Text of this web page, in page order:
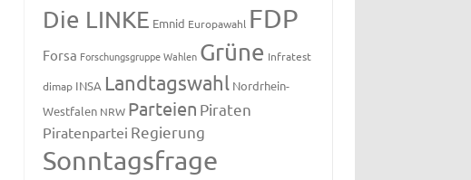
Die LINKE Emnid Europawahl FDP
Forsa Forschungsgruppe Wahlen Grüne Infratest
dimap INSA Landtagswahl Nordrhein-
Westfalen NRW Parteien Piraten
Piratenpartei Regierung
Sonntagsfrage